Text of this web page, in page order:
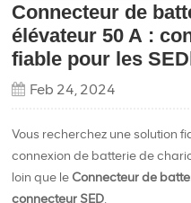
Connecteur de
élévateur 50 A :
fiable pour les
Feb 24, 2024
Vous recherchez une solution
connexion de batterie de
loin que le Connecteur de
connecteur SED.